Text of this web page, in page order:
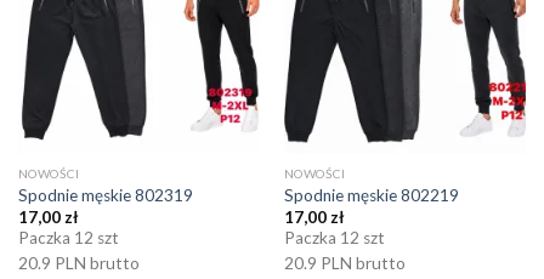
NOWOŚCI
Spodnie męskie 802319
17,00 zł
Paczka 12 szt
20.9 PLN brutto
NOWOŚCI
Spodnie męskie 802219
17,00 zł
Paczka 12 szt
20.9 PLN brutto